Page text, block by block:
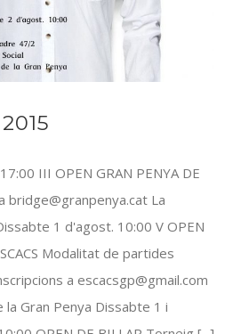
III OPEN GRAN PENYA DE
bridge@granpenya.cat La
1 d'agost. 10:00 V OPEN
Modalitat de partides
a escacsgp@gmail.com
la Gran Penya Dissabte 1 i